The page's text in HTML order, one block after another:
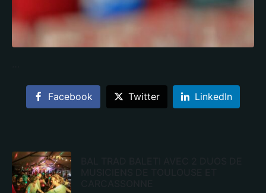
Facebook Twitter LinkedIn